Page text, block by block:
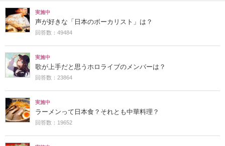
実施中
声が好きな「日本のボーカリスト」は？
回答数：49484
実施中
歌が上手だと思うホロライブのメンバーは？
回答数：23864
実施中
ラーメンって日本食？それとも中華料理？
回答数：19652